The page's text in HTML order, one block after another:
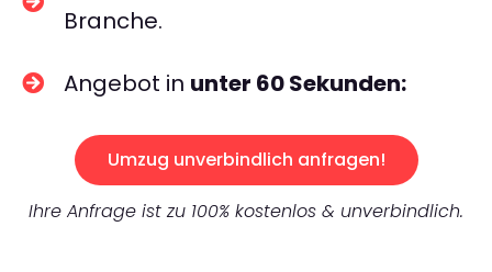
Branche.
Angebot in unter 60 Sekunden:
Umzug unverbindlich anfragen!
Ihre Anfrage ist zu 100% kostenlos & unverbindlich.